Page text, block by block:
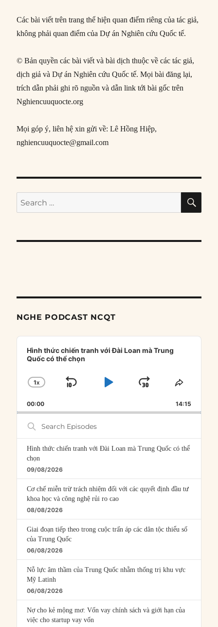
Các bài viết trên trang thể hiện quan điểm riêng của tác giả,
không phải quan điểm của Dự án Nghiên cứu Quốc tế.
© Bản quyền các bài viết và bài dịch thuộc về các tác giả,
dịch giả và Dự án Nghiên cứu Quốc tế. Mọi bài đăng lại,
trích dẫn phải ghi rõ nguồn và dẫn link tới bài gốc trên
Nghiencuuquocte.org
Mọi góp ý, liên hệ xin gửi về: Lê Hồng Hiệp,
nghiencuuquocte@gmail.com
Search
for:
NGHE PODCAST NCQT
Audio
Player
Hình thức chiến tranh với Đài Loan mà Trung
Quốc có thể chọn
CHANGE
RATE
1X
SKIP
PLAYJUMP
FORWARD
SHARE
00:00 14:15
Search
Episodes
Hình thức chiến tranh với Đài Loan mà Trung Quốc có thể
chọn
09/08/2026
Cơ chế miễn trừ trách nhiệm đối với các quyết định đầu tư
khoa học và công nghệ rủi ro cao
08/08/2026
Giai đoạn tiếp theo trong cuộc trấn áp các dân tộc thiểu số
của Trung Quốc
06/08/2026
Nỗ lực âm thầm của Trung Quốc nhằm thống trị khu vực
Mỹ Latinh
06/08/2026
Nợ cho kẻ mộng mơ: Vốn vay chính sách và giới hạn của
việc cho startup vay vốn